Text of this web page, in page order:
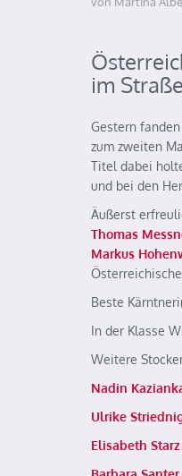
im
Gestern
zum zweiten
Titel dabei
und bei den
Äußerst
Thomas
Markus
Beste
In der Klasse
Weitere
Nadin
Ulrike
Elisabeth Starz